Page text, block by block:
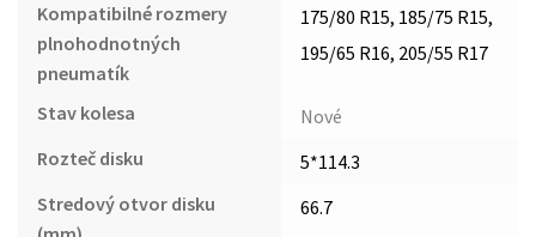
Kompatibilné rozmery
plnohodnotných
pneumatík
175/80 R15, 185/75 R15,
195/65 R16, 205/55 R17
Stav kolesa
Nové
Rozteč disku
5*114.3
Stredový otvor disku
66.7